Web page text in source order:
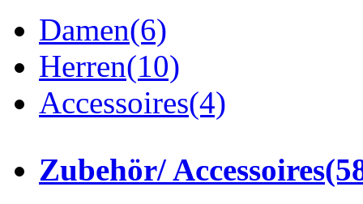
Damen(6)
Herren(10)
Accessoires(4)
Zubehör/ Accessoires